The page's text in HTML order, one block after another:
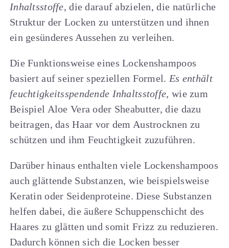
Inhaltsstoffe, die darauf abzielen, die natürliche
Struktur der Locken zu unterstützen und ihnen
ein gesünderes Aussehen zu verleihen.
Die Funktionsweise eines Lockenshampoos
basiert auf seiner speziellen Formel. Es enthält
feuchtigkeitsspendende Inhaltsstoffe, wie zum
Beispiel Aloe Vera oder Sheabutter, die dazu
beitragen, das Haar vor dem Austrocknen zu
schützen und ihm Feuchtigkeit zuzuführen.
Darüber hinaus enthalten viele Lockenshampoos
auch glättende Substanzen, wie beispielsweise
Keratin oder Seidenproteine. Diese Substanzen
helfen dabei, die äußere Schuppenschicht des
Haares zu glätten und somit Frizz zu reduzieren.
Dadurch können sich die Locken besser